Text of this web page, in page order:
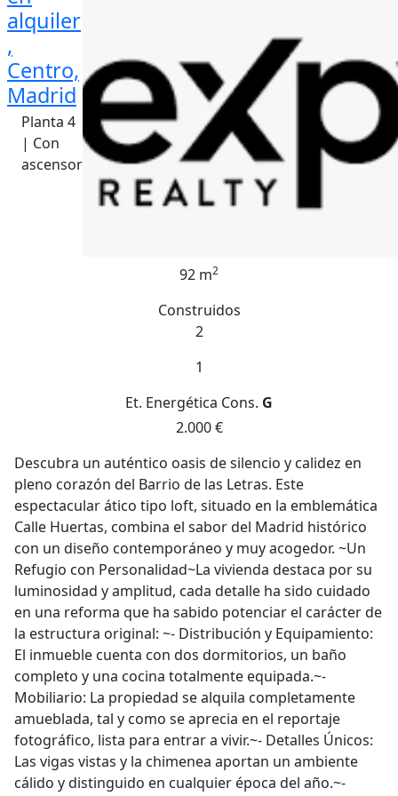
alquiler
,
Centro,
Madrid
Planta 4
| Con
ascensor
92 m2
Construidos
2
1
Et. Energética Cons. G
2.000 €
Descubra un auténtico oasis de silencio y calidez en
pleno corazón del Barrio de las Letras. Este
espectacular ático tipo loft, situado en la emblemática
Calle Huertas, combina el sabor del Madrid histórico
con un diseño contemporáneo y muy acogedor. ~Un
Refugio con Personalidad~La vivienda destaca por su
luminosidad y amplitud, cada detalle ha sido cuidado
en una reforma que ha sabido potenciar el carácter de
la estructura original: ~- Distribución y Equipamiento:
El inmueble cuenta con dos dormitorios, un baño
completo y una cocina totalmente equipada.~-
Mobiliario: La propiedad se alquila completamente
amueblada, tal y como se aprecia en el reportaje
fotográfico, lista para entrar a vivir.~- Detalles Únicos:
Las vigas vistas y la chimenea aportan un ambiente
cálido y distinguido en cualquier época del año.~-